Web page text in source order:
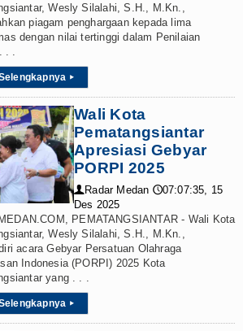
Wesly Silalahi, S.H., M.Kn.,
piagam penghargaan kepada lima
dengan nilai tertinggi dalam Penilaian
. .
▸
Wali Kota
Pematangsiantar
Apresiasi Gebyar
PORPI 2025
👤 Radar Medan 🕔07:07:35, 15
Des 2025
PEMATANGSIANTAR - Wali Kota
Wesly Silalahi, S.H., M.Kn.,
acara Gebyar Persatuan Olahraga
Indonesia (PORPI) 2025 Kota
yang . . .
▸